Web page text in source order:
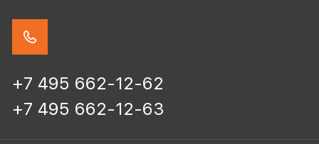
+7 495 662-12-62
+7 495 662-12-63